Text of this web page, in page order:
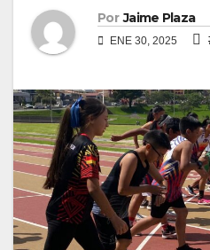
Por Jaime Plaza
ENE 30, 2025